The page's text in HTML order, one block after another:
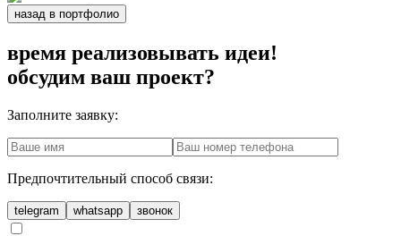
назад в портфолио
время реализовывать идеи!
обсудим ваш проект?
Заполните заявку:
Предпочтительный способ связи:
telegram whatsapp звонок